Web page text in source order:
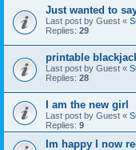
Just wanted to
Last post by Guest «
Replies: 29
printable
Last post by Guest «
Replies: 28
I am the new girl
Last post by Guest «
Replies: 9
Im happy I now